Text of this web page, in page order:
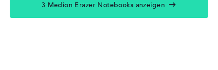
3 Medion Erazer Notebooks anzeigen